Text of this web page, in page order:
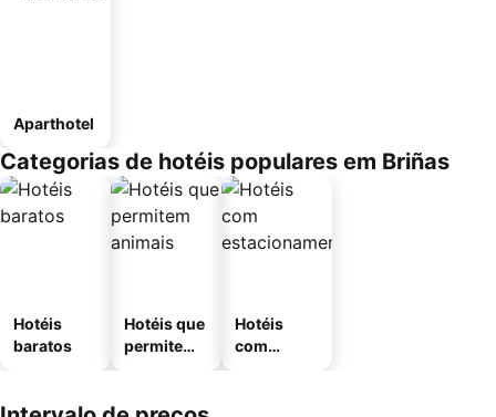
Aparthotel
Categorias de hotéis populares em Briñas
Hotéis
baratos
Hotéis que
permitem
Hotéis
com